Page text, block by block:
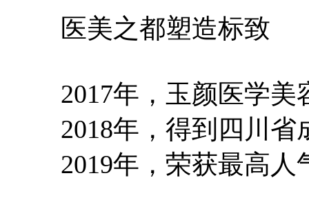
医美之都塑造标致
2017年，玉颜医学
2018年，得到四川
2019年，荣获最高